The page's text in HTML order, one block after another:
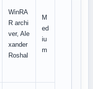
WinRA
R archi
ver, Ale
xander
Roshal
M
ed
iu
m